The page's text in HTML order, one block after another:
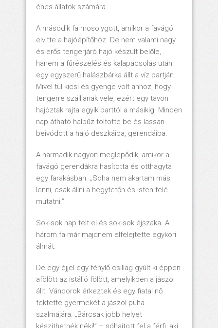
éhes állatok számára.
A második fa mosolygott, amikor a favágó
elvitte a hajóépítőhöz. De nem valami nagy
és erős tengerjáró hajó készült belőle,
hanem a fűrészelés és kalapácsolás után
egy egyszerű halászbárka állt a víz partján.
Mivel túl kicsi és gyenge volt ahhoz, hogy
tengerre szálljanak vele, ezért egy tavon
hajóztak rajta egyik parttól a másikig. Minden
nap átható halbűz töltötte be és lassan
beivódott a hajó deszkáiba, gerendáiba.
A harmadik nagyon meglepődik, amikor a
favágó gerendákra hasította és otthagyta
egy farakásban. „Soha nem akartam más
lenni, csak állni a hegytetőn és Isten felé
mutatni.”
Sok-sok nap telt el és sok-sok éjszaka. A
három fa már majdnem elfelejtette egykori
álmát.
De egy éjjel egy fénylő csillag gyúlt ki éppen
afölött az istálló fölött, amelyikben a jászol
állt. Vándorok érkeztek és egy fiatal nő
fektette gyermekét a jászol puha
szalmájára. „Bárcsak jobb helyet
készíthetnék néki!” – sóhajtott fel a férfi, aki